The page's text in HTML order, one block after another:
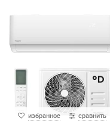
избранное сравнить